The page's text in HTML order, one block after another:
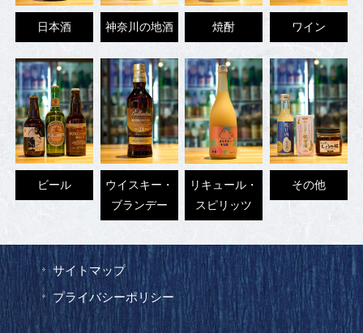
日本酒 神奈川の地酒 焼酎 ワイン
ビール
ウイスキー・
ブランデー
リキュール・
スピリッツ
その他
サイトマップ
プライバシーポリシー